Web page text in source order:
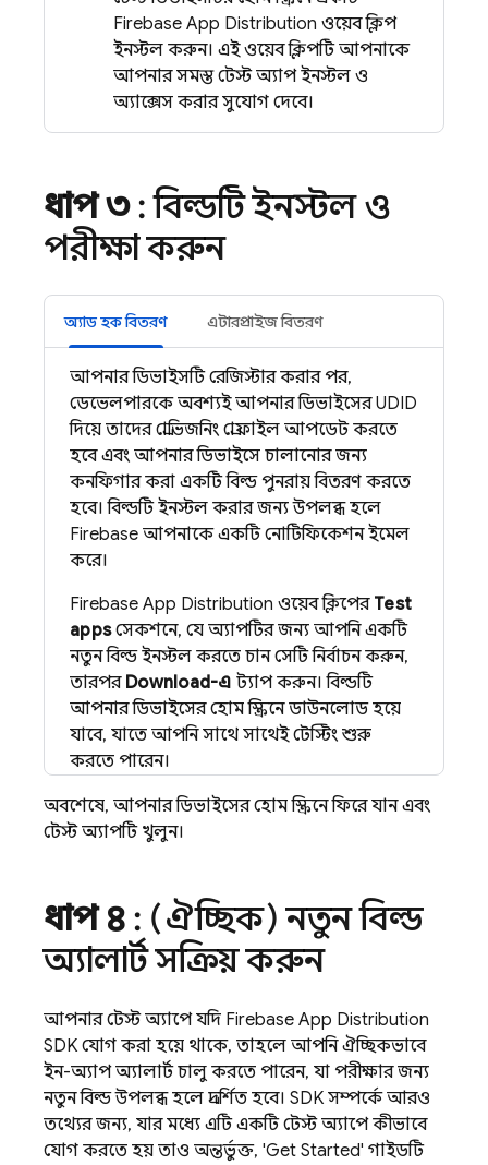
Firebase App Distribution ওয়েব ক্লিপ
ইনস্টল করুন। এই ওয়েব ক্লিপটি আপনাকে
আপনার সমস্ত টেস্ট অ্যাপ ইনস্টল ও
অ্যাক্সেস করার সুযোগ দেবে।
ধাপ ৩: বিল্ডটি ইনস্টল ও
পরীক্ষা করুন
অ্যাড হক বিতরণ এন্টারপ্রাইজ বিতরণ
আপনার ডিভাইসটি রেজিস্টার করার পর,
ডেভেলপারকে অবশ্যই আপনার ডিভাইসের UDID
দিয়ে তাদের প্রোভিজনিং প্রোফাইল আপডেট করতে
হবে এবং আপনার ডিভাইসে চালানোর জন্য
কনফিগার করা একটি বিল্ড পুনরায় বিতরণ করতে
হবে। বিল্ডটি ইনস্টল করার জন্য উপলব্ধ হলে
Firebase আপনাকে একটি নোটিফিকেশন ইমেল
করে।
Firebase App Distribution ওয়েব ক্লিপের Test
appsসেকশনে, যে অ্যাপটির জন্য আপনি একটি
নতুন বিল্ড ইনস্টল করতে চান সেটি নির্বাচন করুন,
তারপর Download-এ ট্যাপ করুন। বিল্ডটি
আপনার ডিভাইসের হোম স্ক্রিনে ডাউনলোড হয়ে
যাবে, যাতে আপনি সাথে সাথেই টেস্টিং শুরু
করতে পারেন।
অবশেষে, আপনার ডিভাইসের হোম স্ক্রিনে ফিরে যান এবং
টেস্ট অ্যাপটি খুলুন।
ধাপ ৪ : (ঐচ্ছিক) নতুন বিল্ড
অ্যালার্ট সক্রিয় করুন
আপনার টেস্ট অ্যাপে যদি Firebase App Distribution
SDK যোগ করা হয়ে থাকে, তাহলে আপনি ঐচ্ছিকভাবে
ইন-অ্যাপ অ্যালার্ট চালু করতে পারেন, যা পরীক্ষার জন্য
নতুন বিল্ড উপলব্ধ হলে প্রদর্শিত হবে। SDK সম্পর্কে আরও
তথ্যের জন্য, যার মধ্যে এটি একটি টেস্ট অ্যাপে কীভাবে
যোগ করতে হয় তাও অন্তর্ভুক্ত, 'Get Started' গাইডটি